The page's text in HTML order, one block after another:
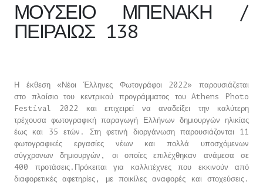
ΜΟΥΣΕΙΟ ΜΠΕΝΑΚΗ /
ΠΕΙΡΑΙΩΣ 138
Η έκθεση «Νέοι Έλληνες Φωτογράφοι 2022» παρουσιάζεται
στο πλαίσιο του κεντρικού προγράμματος του Athens Photo
Festival 2022 και επιχειρεί να αναδείξει την καλύτερη
τρέχουσα φωτογραφική παραγωγή Ελλήνων δημιουργών ηλικίας
έως και 35 ετών. Στη φετινή διοργάνωση παρουσιάζονται 11
φωτογραφικές εργασίες νέων και πολλά υποσχόμενων
σύγχρονων δημιουργών, οι οποίες επιλέχθηκαν ανάμεσα σε
400 προτάσεις.Πρόκειται για καλλιτέχνες που εκκινούν από
διαφορετικές αφετηρίες, με ποικίλες αναφορές και στοχεύσεις.